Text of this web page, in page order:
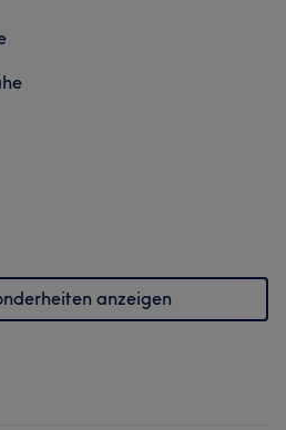
anzeigen